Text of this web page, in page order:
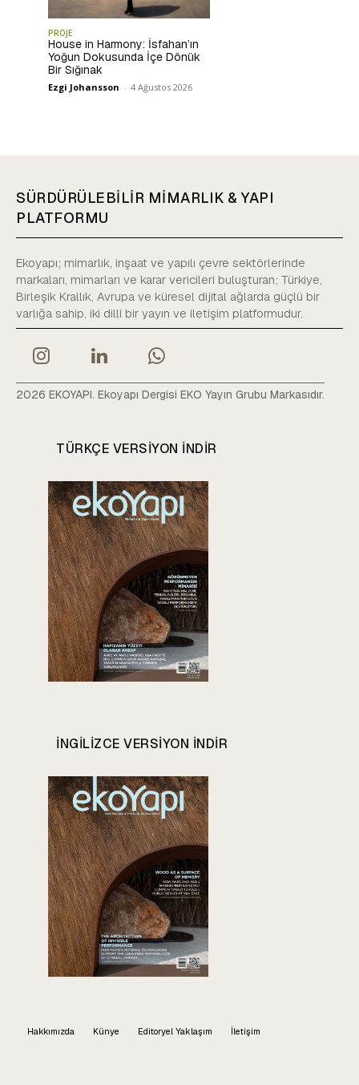
PROJE
House in Harmony: İsfahan’ın
Yoğun Dokusunda İçe Dönük
Bir Sığınak
Ezgi Johansson - 4 Ağustos 2026
SÜRDÜRÜLEBİLİR MİMARLIK & YAPI
PLATFORMU
Ekoyapı; mimarlık, inşaat ve yapılı çevre sektörlerinde
markaları, mimarları ve karar vericileri buluşturan; Türkiye,
Birleşik Krallık, Avrupa ve küresel dijital ağlarda güçlü bir
varlığa sahip, iki dilli bir yayın ve iletişim platformudur.
2026 EKOYAPI. Ekoyapı Dergisi EKO Yayın Grubu Markasıdır.
TÜRKÇE VERSIYON INDIR
INGILIZCE VERSIYON INDIR
Hakkımızda Künye Editoryel Yaklaşım İletişim